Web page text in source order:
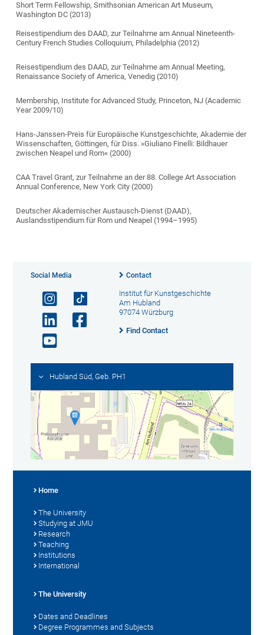
Short Term Fellowship, Smithsonian American Art Museum,
Washington DC (2013)
Reisestipendium des DAAD, zur Teilnahme am Annual Nineteenth-
Century French Studies Colloquium, Philadelphia (2012)
Reisestipendium des DAAD, zur Teilnahme am Annual Meeting,
Renaissance Society of America, Venedig (2010)
Membership, Institute for Advanced Study, Princeton, NJ (Academic
Year 2009/10)
Hans-Janssen-Preis für Europäische Kunstgeschichte, Akademie der
Wissenschaften, Göttingen, für Diss. »Giuliano Finelli: Bildhauer
zwischen Neapel und Rom« (2000)
CAA Travel Grant, zur Teilnahme an der 88. College Art Association
Annual Conference, New York City (2000)
Deutscher Akademischer Austausch-Dienst (DAAD),
Auslandsstipendium für Rom und Neapel (1994–1995)
Social Media Contact
Institut für Kunstgeschichte
Am Hubland
97074 Würzburg
Find Contact
Hubland Süd, Geb. PH1
Home
The University
Studying at JMU
Research
Teaching
Institutions
International
The University
Dates and Deadlines
Degree Programmes and Subjects